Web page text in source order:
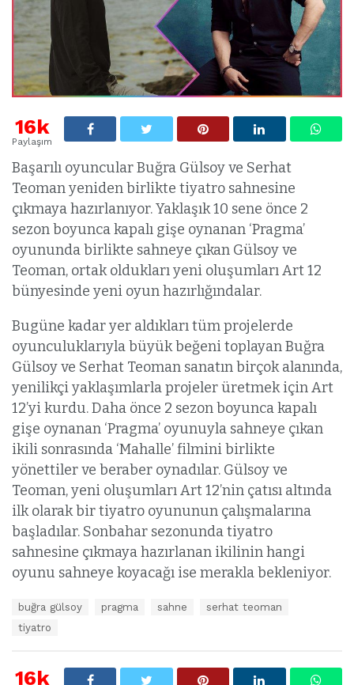
16k
Paylaşım
Başarılı oyuncular Buğra Gülsoy ve Serhat
Teoman yeniden birlikte tiyatro sahnesine
çıkmaya hazırlanıyor. Yaklaşık 10 sene önce 2
sezon boyunca kapalı gişe oynanan ‘Pragma’
oyununda birlikte sahneye çıkan Gülsoy ve
Teoman, ortak oldukları yeni oluşumları Art 12
bünyesinde yeni oyun hazırlığındalar.
Bugüne kadar yer aldıkları tüm projelerde
oyunculuklarıyla büyük beğeni toplayan Buğra
Gülsoy ve Serhat Teoman sanatın birçok alanında,
yenilikçi yaklaşımlarla projeler üretmek için Art
12’yi kurdu. Daha önce 2 sezon boyunca kapalı
gişe oynanan ‘Pragma’ oyunuyla sahneye çıkan
ikili sonrasında ‘Mahalle’ filmini birlikte
yönettiler ve beraber oynadılar. Gülsoy ve
Teoman, yeni oluşumları Art 12’nin çatısı altında
ilk olarak bir tiyatro oyununun çalışmalarına
başladılar. Sonbahar sezonunda tiyatro
sahnesine çıkmaya hazırlanan ikilinin hangi
oyunu sahneye koyacağı ise merakla bekleniyor.
t
buğra gülsoy pragma sahne
serhat teoman
tiyatro
16k